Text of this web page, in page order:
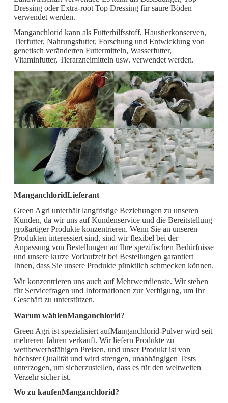
Dressing oder Extra-root Top Dressing für saure Böden
verwendet werden.
Manganchlorid kann als Futterhilfsstoff, Haustierkonserven,
Tierfutter, Nahrungsfutter, Forschung und Entwicklung von
genetisch veränderten Futtermitteln, Wasserfutter,
Vitaminfutter, Tierarzneimitteln usw. verwendet werden.
ManganchloridLieferant
Green Agri unterhält langfristige Beziehungen zu unseren
Kunden, da wir uns auf Kundenservice und die Bereitstellung
großartiger Produkte konzentrieren. Wenn Sie an unseren
Produkten interessiert sind, sind wir flexibel bei der
Anpassung von Bestellungen an Ihre spezifischen Bedürfnisse
und unsere kurze Vorlaufzeit bei Bestellungen garantiert
Ihnen, dass Sie unsere Produkte pünktlich schmecken können.
Wir konzentrieren uns auch auf Mehrwertdienste. Wir stehen
für Servicefragen und Informationen zur Verfügung, um Ihr
Geschäft zu unterstützen.
Warum wählenManganchlorid?
Green Agri ist spezialisiert aufManganchlorid-Pulver wird seit
mehreren Jahren verkauft. Wir liefern Produkte zu
wettbewerbsfähigen Preisen, und unser Produkt ist von
höchster Qualität und wird strengen, unabhängigen Tests
unterzogen, um sicherzustellen, dass es für den weltweiten
Verzehr sicher ist.
Wo zu kaufenManganchlorid?